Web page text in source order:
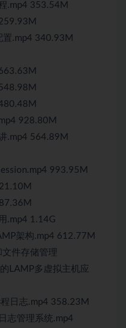
.mp4 353.54M
置.mp4 340.93M
928.80M
.mp4 564.89M
993.95M
.mp4 1.14G
架构.mp4 612.77M
件存储管理
LAMP多虚拟主机应
日志.mp4 358.23M
志管理系统.mp4